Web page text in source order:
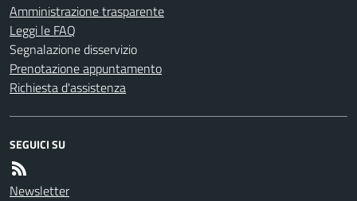
Amministrazione trasparente
Leggi le FAQ
Segnalazione disservizio
Prenotazione appuntamento
Richiesta d'assistenza
SEGUICI SU
Newsletter